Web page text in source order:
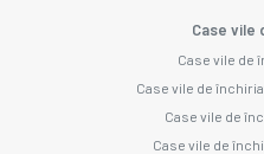
Case vile
Case vile de
Case vile de
Case vile de
Case vile de